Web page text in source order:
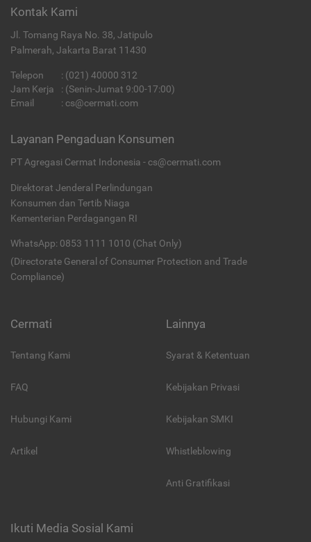
Kontak Kami
Jl. Tomang Raya No. 38, Jatipulo
Palmerah, Jakarta Barat 11430
Telepon : (021) 40000 312
Jam Kerja
: (Senin-Jumat 9:00-17:00)
Email
: cs@cermati.com
Layanan Pengaduan Konsumen
PT Agregasi Cermat Indonesia - cs@cermati.com
Direktorat Jenderal Perlindungan
Konsumen dan Tertib Niaga
Kementerian Perdagangan RI
WhatsApp: 0853 1111 1010 (Chat Only)
(Directorate General of Consumer Protection and Trade
Compliance)
Cermati
Tentang Kami
FAQ
Hubungi Kami
Artikel
Lainnya
Syarat & Ketentuan
Kebijakan Privasi
Kebijakan SMKI
Whistleblowing
Anti Gratifikasi
Ikuti Media Sosial Kami